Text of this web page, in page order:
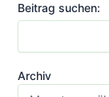
werden
Beitrag suchen:
Archiv